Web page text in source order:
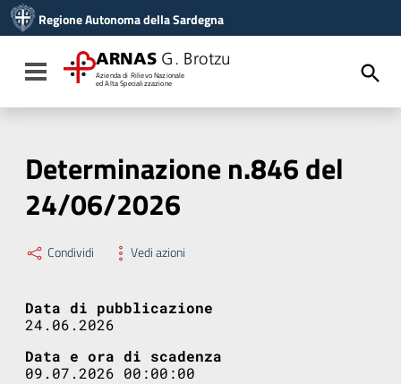
Vai al menu di navigazione
Vai al footer
Regione Autonoma della Sardegna
Toggle navigation
ARNAS G. Brotzu
Azienda di Rilievo Nazionale
ed Alta Specializzazione
Determinazione n.846 del
24/06/2026
Condividi Vedi azioni
Data di pubblicazione
24.06.2026
Data e ora di scadenza
09.07.2026 00:00:00